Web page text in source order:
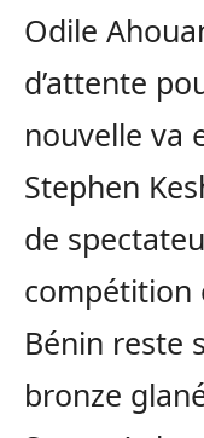
Odile
d’attente
nouvelle va
Stephen
de
compétition
Bénin reste
bronze